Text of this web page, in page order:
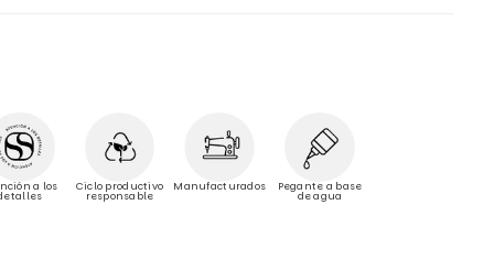
a los Ciclo productivo
responsable
Manufacturados Pegante a base
de agua